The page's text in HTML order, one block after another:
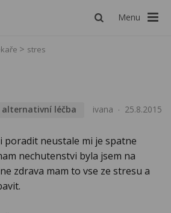
Menu
stres
léčba ivana 25.8.2015
neustale mi je spatne
nechutenstvi byla jsem na
zdrava mam to vse ze stresu a